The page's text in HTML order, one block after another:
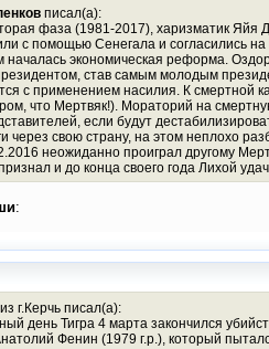
писал(а):
фаза (1981-2017), харизматик
с помощью Сенегала и согласились
началась экономическая реформа.
став самым молодым
с применением насилия. К смертной
что Мертвяк!). Мораторий на
если будут
через свою страну, на этом неплохо
неожиданно проиграл другому
и до конца своего года Лихой
:
г.Керчь писал(а):
день Тигра 4 марта закончился
Фенин (1979 г.р.), который